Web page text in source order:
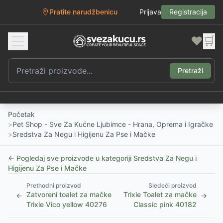
Pratite narudžbenicu Prijava Registracija
❤️ 🛒
Pretraži
Početak
>Pet Shop - Sve Za Kućne Ljubimce - Hrana, Oprema i Igračke
>Sredstva Za Negu i Higijenu Za Pse i Mačke
← Pogledaj sve proizvode u kategoriji Sredstva Za Negu i
Higijenu Za Pse i Mačke
←
Prethodni proizvod
Zatvoreni toalet za mačke
Trixie Vico yellow 40276
Sledeći proizvod
Trixie Toalet za mačke
Classic pink 40182
→